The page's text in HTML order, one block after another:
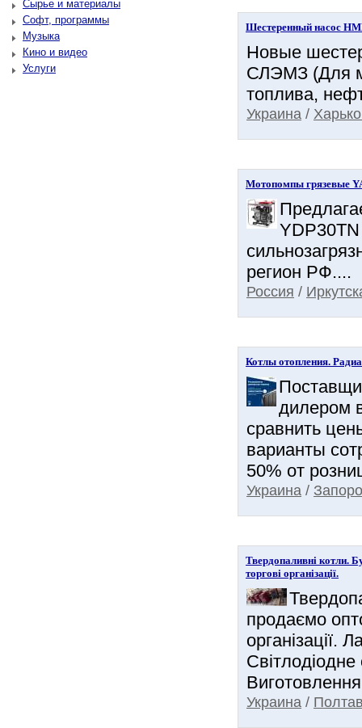
Сырье и материалы
Софт, программы
Музыка
Кино и видео
Услуги
Шестеренный насос
Новые
СЛЭМЗ (Для
топлива,
Украина /
Мотопомпы грязевые
регион РФ....
Россия /
Котлы отопления.
дилером
сравнить
варианты
50% от
Украина /
Твердопаливні котли.
торгові організації.
продаємо
організації.
Украина /